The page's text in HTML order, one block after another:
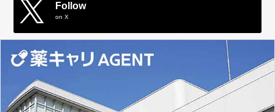
Follow
on X